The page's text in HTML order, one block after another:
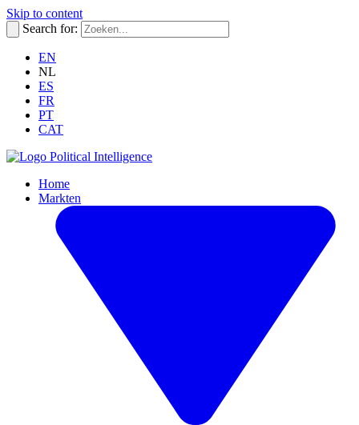
Skip to content
Search for:
EN
NL
ES
FR
PT
CAT
Political Intelligence
Home
Markten